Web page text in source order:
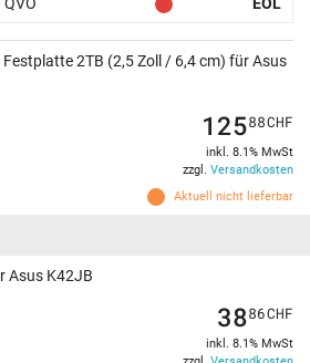
EOL
2TB (2,5 Zoll / 6,4 cm) für Asus
Aktuell nicht lieferbar
12588CHF
inkl. 8.1% MwSt
zzgl. Versandkosten
Asus K42JB
3886CHF
inkl. 8.1% MwSt